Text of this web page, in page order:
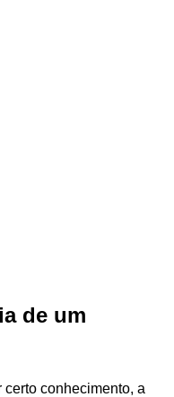
de um
certo conhecimento, a